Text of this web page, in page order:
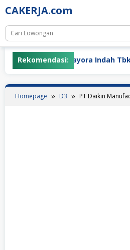
Skip
to
content
CAKERJA.com
Rekomendasi:
PT Mayora Indah Tbk
Homepage D3 PT Daikin